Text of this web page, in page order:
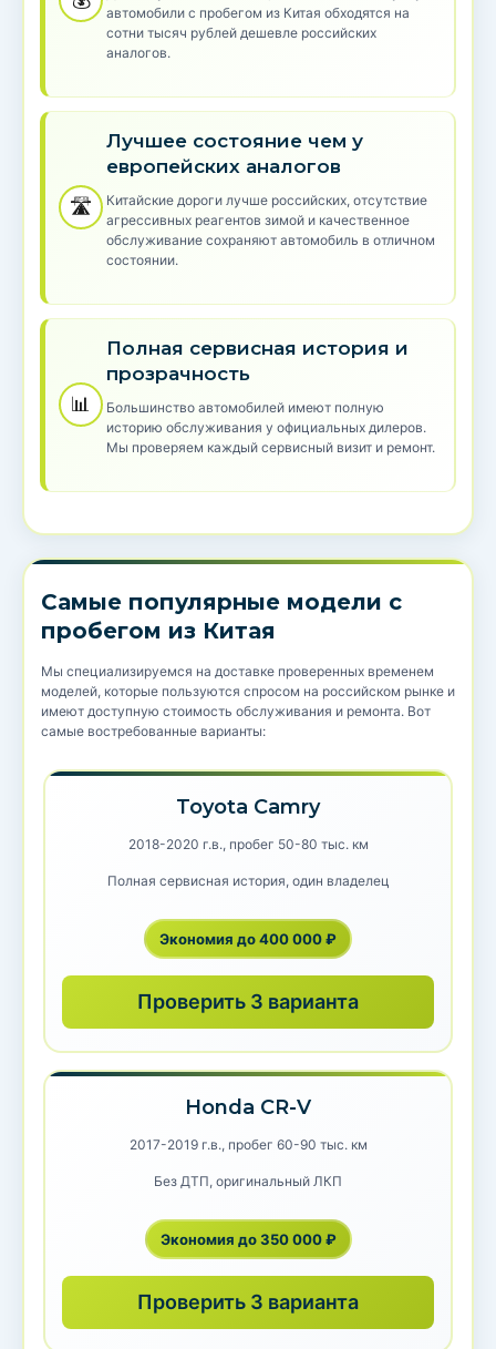
автомобили с пробегом из Китая обходятся на
сотни тысяч рублей дешевле российских
аналогов.
🛣️
Лучшее состояние чем у
европейских аналогов
Китайские дороги лучше российских, отсутствие
агрессивных реагентов зимой и качественное
обслуживание сохраняют автомобиль в отличном
состоянии.
📊
Полная сервисная история и
прозрачность
Большинство автомобилей имеют полную
историю обслуживания у официальных дилеров.
Мы проверяем каждый сервисный визит и ремонт.
Самые популярные модели с
пробегом из Китая
Мы специализируемся на доставке проверенных временем
моделей, которые пользуются спросом на российском рынке и
имеют доступную стоимость обслуживания и ремонта. Вот
самые востребованные варианты:
Toyota Camry
2018-2020 г.в., пробег 50-80 тыс. км
Полная сервисная история, один владелец
Экономия до 400 000 ₽
Проверить 3 варианта
Honda CR-V
2017-2019 г.в., пробег 60-90 тыс. км
Без ДТП, оригинальный ЛКП
Экономия до 350 000 ₽
Проверить 3 варианта